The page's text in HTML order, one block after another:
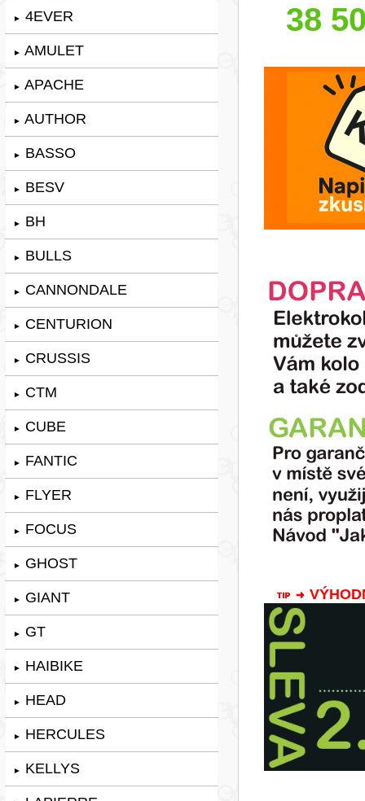
► 4EVER
► AMULET
► APACHE
► AUTHOR
► BASSO
► BESV
► BH
► BULLS
► CANNONDALE
► CENTURION
► CRUSSIS
► CTM
► CUBE
► FANTIC
► FLYER
► FOCUS
► GHOST
► GIANT
► GT
► HAIBIKE
► HEAD
► HERCULES
► KELLYS
38